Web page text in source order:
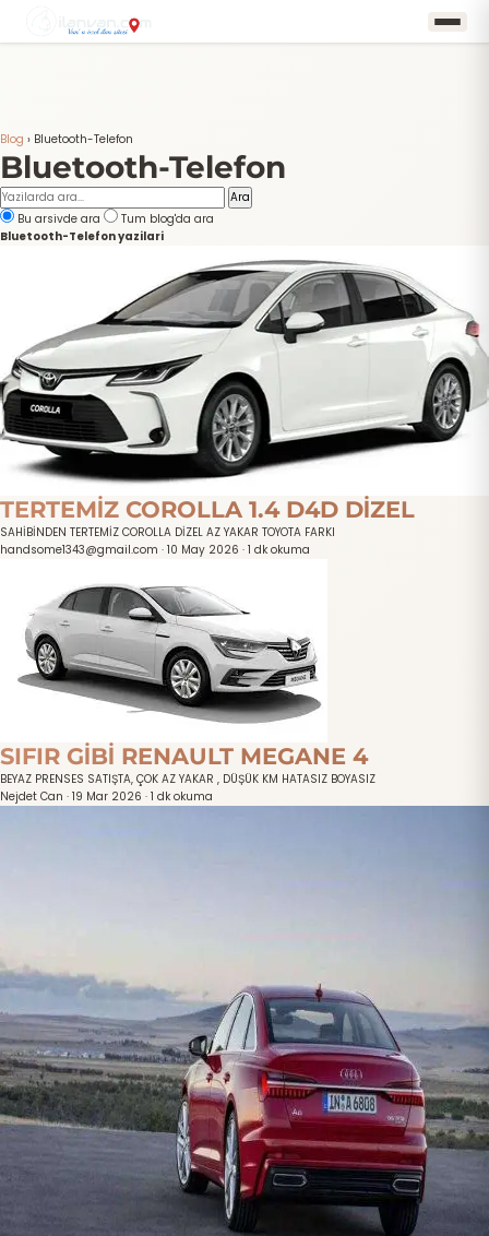
Blog › Bluetooth-Telefon
Bluetooth-Telefon
Ara
Bu arsivde ara
Tum blog'da ara
Bluetooth-Telefon yazilari
TERTEMİZ COROLLA 1.4 D4D DİZEL
SAHİBİNDEN TERTEMİZ COROLLA DİZEL AZ YAKAR TOYOTA FARKI
handsome1343@gmail.com · 10 May 2026 · 1 dk okuma
SIFIR GİBİ RENAULT MEGANE 4
BEYAZ PRENSES SATIŞTA, ÇOK AZ YAKAR , DÜŞÜK KM HATASIZ BOYASIZ
Nejdet Can · 19 Mar 2026 · 1 dk okuma